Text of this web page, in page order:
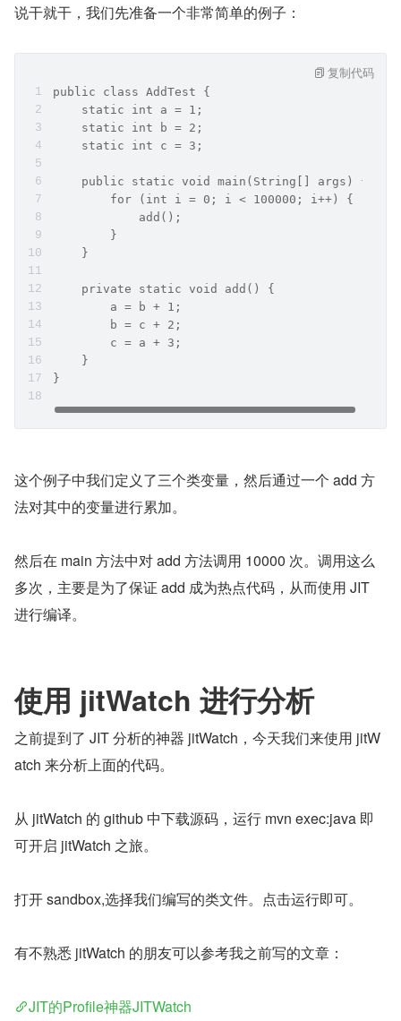
说干就干，我们先准备一个非常简单的例子：
public class AddTest {
    static int a = 1;
    static int b = 2;
    static int c = 3;
    public static void main(String[] args) {
        for (int i = 0; i < 100000; i++) {
            add();
        }
    }
    private static void add() {
        a = b + 1;
        b = c + 2;
        c = a + 3;
    }
}
复制代码
这个例子中我们定义了三个类变量，然后通过一个 add 方
法对其中的变量进行累加。
然后在 main 方法中对 add 方法调用 10000 次。调用这么
多次，主要是为了保证 add 成为热点代码，从而使用 JIT
进行编译。
使用 jitWatch 进行分析
之前提到了 JIT 分析的神器 jitWatch，今天我们来使用 jitW
atch 来分析上面的代码。
从 jitWatch 的 github 中下载源码，运行 mvn exec:java 即
可开启 jitWatch 之旅。
打开 sandbox,选择我们编写的类文件。点击运行即可。
有不熟悉 jitWatch 的朋友可以参考我之前写的文章：
JIT的Profile神器JITWatch